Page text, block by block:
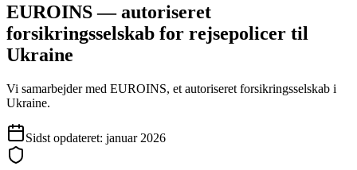
EUROINS — autoriseret
forsikringsselskab for rejsepolicer til
Ukraine
Vi samarbejder med EUROINS, et autoriseret forsikringsselskab i
Ukraine.
Sidst opdateret: januar 2026